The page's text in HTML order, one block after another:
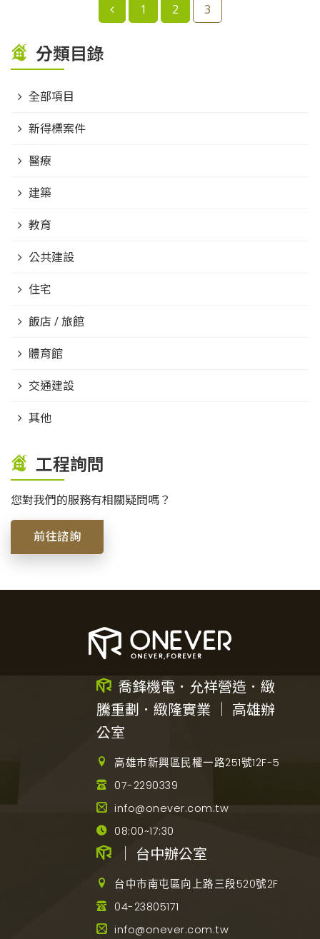
1 2 3
分類目錄
全部項目
新得標案件
醫療
建築
教育
公共建設
住宅
飯店 / 旅館
體育館
交通建設
其他
工程詢問
您對我們的服務有相關疑問嗎？
前往諮詢
喬鋒機電．允祥營造．緻
騰重劃．緻隆實業 ｜ 高雄辦
公室
高雄市新興區民權一路251號12F-5
07-2290339
info@onever.com.tw
08:00~17:30
｜ 台中辦公室
台中市南屯區向上路三段520號2F
04-23805171
info@onever.com.tw